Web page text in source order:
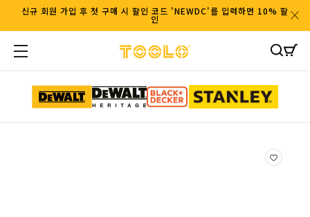
콘텐츠
신규 회원 가입 후 첫 구매 시 할인 코드 'NEWDC'를 입력하면 10% 할
인
카